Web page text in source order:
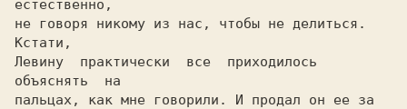
естественно,
не говоря никому из нас, чтобы не делиться.
Кстати,
Левину  практически  все  приходилось
объяснять  на
пальцах, как мне говорили. И продал он ее за